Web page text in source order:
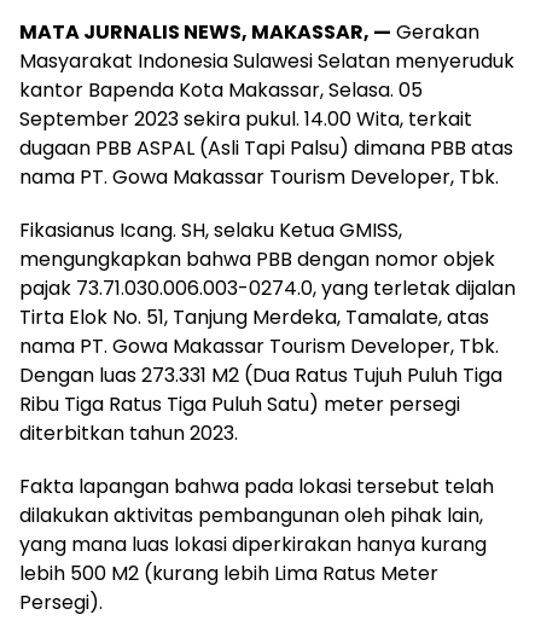
MATA JURNALIS NEWS, MAKASSAR, — Gerakan
Masyarakat Indonesia Sulawesi Selatan menyeruduk
kantor Bapenda Kota Makassar, Selasa. 05
September 2023 sekira pukul. 14.00 Wita, terkait
dugaan PBB ASPAL (Asli Tapi Palsu) dimana PBB atas
nama PT. Gowa Makassar Tourism Developer, Tbk.
Fikasianus Icang. SH, selaku Ketua GMISS,
mengungkapkan bahwa PBB dengan nomor objek
pajak 73.71.030.006.003-0274.0, yang terletak dijalan
Tirta Elok No. 51, Tanjung Merdeka, Tamalate, atas
nama PT. Gowa Makassar Tourism Developer, Tbk.
Dengan luas 273.331 M2 (Dua Ratus Tujuh Puluh Tiga
Ribu Tiga Ratus Tiga Puluh Satu) meter persegi
diterbitkan tahun 2023.
Fakta lapangan bahwa pada lokasi tersebut telah
dilakukan aktivitas pembangunan oleh pihak lain,
yang mana luas lokasi diperkirakan hanya kurang
lebih 500 M2 (kurang lebih Lima Ratus Meter
Persegi).